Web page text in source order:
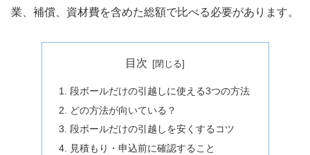
業、補償、資材費を含めた総額で比べる必要があります。
目次
段ボールだけの引越しに使える3つの方法
どの方法が向いている？
段ボールだけの引越しを安くするコツ
見積もり・申込前に確認すること